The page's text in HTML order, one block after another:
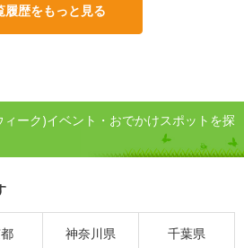
履歴をもっと見る
ーク)イベント・おでかけスポットを探
神奈川県 千葉県